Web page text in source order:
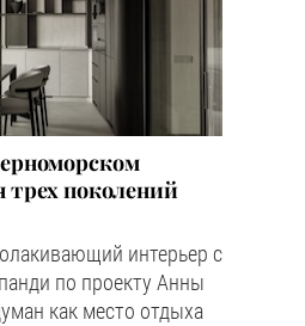
трех поколений
интерьер с
по проекту Анны
как место отдыха